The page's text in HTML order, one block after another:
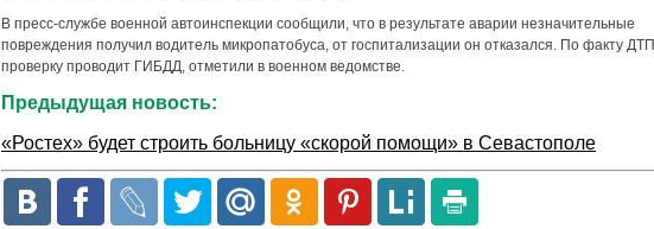
В пресс-службе военной автоинспекции сообщили, что в результате аварии незначительные
повреждения получил водитель микропатобуса, от госпитализации он отказался. По факту ДТП
проверку проводит ГИБДД, отметили в военном ведомстве.
Предыдущая новость:
«Ростех» будет строить больницу «скорой помощи» в Севастополе